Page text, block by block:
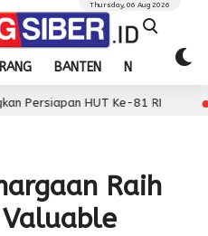
BANTEN NASIONAL
Thursday, 06 Aug 2026
HUT Ke-81 RI 2 hour ago
Raih